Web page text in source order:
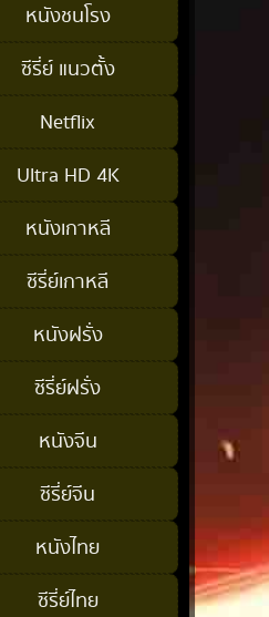
หนังชนโรง
ซีรี่ย์ แนวตั้ง
Netflix
Ultra HD 4K
หนังเกาหลี
ซีรี่ย์เกาหลี
หนังฝรั่ง
ซีรี่ย์ฝรั่ง
หนังจีน
ซีรี่ย์จีน
หนังไทย
ซีรี่ย์ไทย